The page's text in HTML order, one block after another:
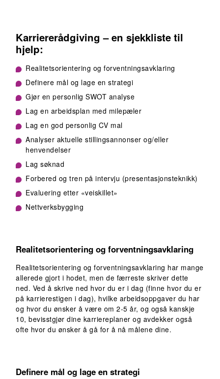
Karriererådgiving – en sjekkliste til
hjelp:
Realitetsorientering og forventningsavklaring
Definere mål og lage en strategi
Gjør en personlig SWOT analyse
Lag en arbeidsplan med milepæler
Lag en god personlig CV mal
Analyser aktuelle stillingsannonser og/eller
henvendelser
Lag søknad
Forbered og tren på intervju (presentasjonsteknikk)
Evaluering etter «veiskillet»
Nettverksbygging
Realitetsorientering og forventningsavklaring
Realitetsorientering og forventningsavklaring har mange
allerede gjort i hodet, men de færreste skriver dette
ned. Ved å skrive ned hvor du er i dag (finne hvor du er
på karrierestigen i dag), hvilke arbeidsoppgaver du har
og hvor du ønsker å være om 2-5 år, og også kanskje
10, bevisstgjør dine karriereplaner og avdekker også
ofte hvor du ønsker å gå for å nå målene dine.
Definere mål og lage en strategi